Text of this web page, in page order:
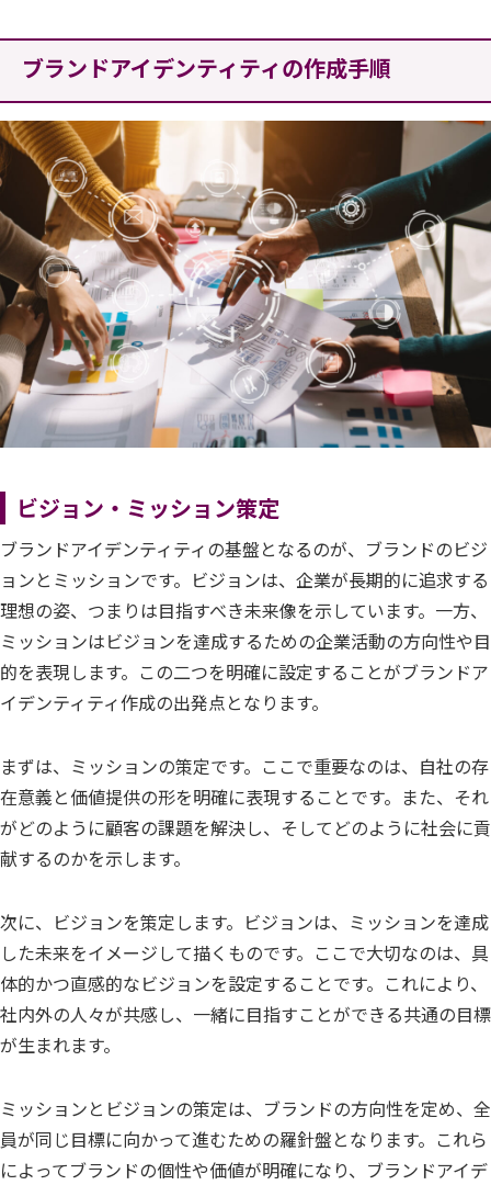
ブランドアイデンティティの作成手順
ビジョン・ミッション策定
ブランドアイデンティティの基盤となるのが、ブランドのビジ
ョンとミッションです。ビジョンは、企業が長期的に追求する
理想の姿、つまりは目指すべき未来像を示しています。一方、
ミッションはビジョンを達成するための企業活動の方向性や目
的を表現します。この二つを明確に設定することがブランドア
イデンティティ作成の出発点となります。
まずは、ミッションの策定です。ここで重要なのは、自社の存
在意義と価値提供の形を明確に表現することです。また、それ
がどのように顧客の課題を解決し、そしてどのように社会に貢
献するのかを示します。
次に、ビジョンを策定します。ビジョンは、ミッションを達成
した未来をイメージして描くものです。ここで大切なのは、具
体的かつ直感的なビジョンを設定することです。これにより、
社内外の人々が共感し、一緒に目指すことができる共通の目標
が生まれます。
ミッションとビジョンの策定は、ブランドの方向性を定め、全
員が同じ目標に向かって進むための羅針盤となります。これら
によってブランドの個性や価値が明確になり、ブランドアイデ